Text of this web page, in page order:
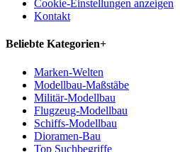
Cookie-Einstellungen anzeigen
Kontakt
Beliebte Kategorien+
Marken-Welten
Modellbau-Maßstäbe
Militär-Modellbau
Flugzeug-Modellbau
Schiffs-Modellbau
Dioramen-Bau
Top Suchbegriffe